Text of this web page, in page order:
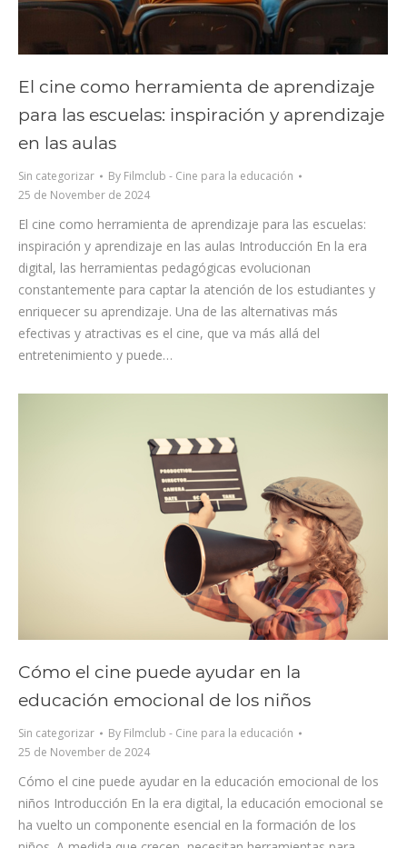
El cine como herramienta de aprendizaje
para las escuelas: inspiración y aprendizaje
en las aulas
Sin categorizar By Filmclub - Cine para la educación
25 de November de 2024
El cine como herramienta de aprendizaje para las escuelas:
inspiración y aprendizaje en las aulas Introducción En la era
digital, las herramientas pedagógicas evolucionan
constantemente para captar la atención de los estudiantes y
enriquecer su aprendizaje. Una de las alternativas más
efectivas y atractivas es el cine, que va más allá del
entretenimiento y puede…
Cómo el cine puede ayudar en la
educación emocional de los niños
Sin categorizar By Filmclub - Cine para la educación
25 de November de 2024
Cómo el cine puede ayudar en la educación emocional de los
niños Introducción En la era digital, la educación emocional se
ha vuelto un componente esencial en la formación de los